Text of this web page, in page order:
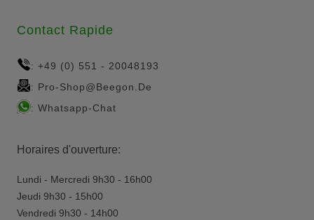
Contact Rapide
: +49 (0) 551 - 20048193
: Pro-Shop@beegon.de
: Whatsapp-Chat
Horaires d'ouverture:
Lundi - Mercredi 9h30 - 16h00
Jeudi 9h30 - 15h00
Vendredi 9h30 - 14h00